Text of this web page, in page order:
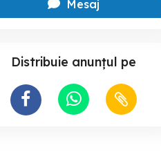
Mesaj
Distribuie anunțul pe